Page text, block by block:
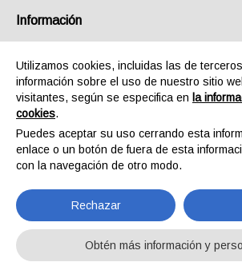
Información
Utilizamos cookies, incluidas las de
información sobre el uso de nuestro sitio
visitantes, según se especifica en la
cookies.
Puedes aceptar su uso cerrando esta
enlace o un botón de fuera de esta
con la navegación de otro modo.
Rechazar
Obtén más información y